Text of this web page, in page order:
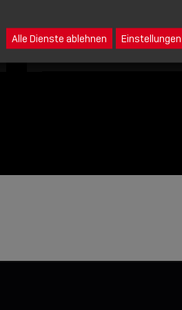
Alle Dienste ablehnen Einstellungen